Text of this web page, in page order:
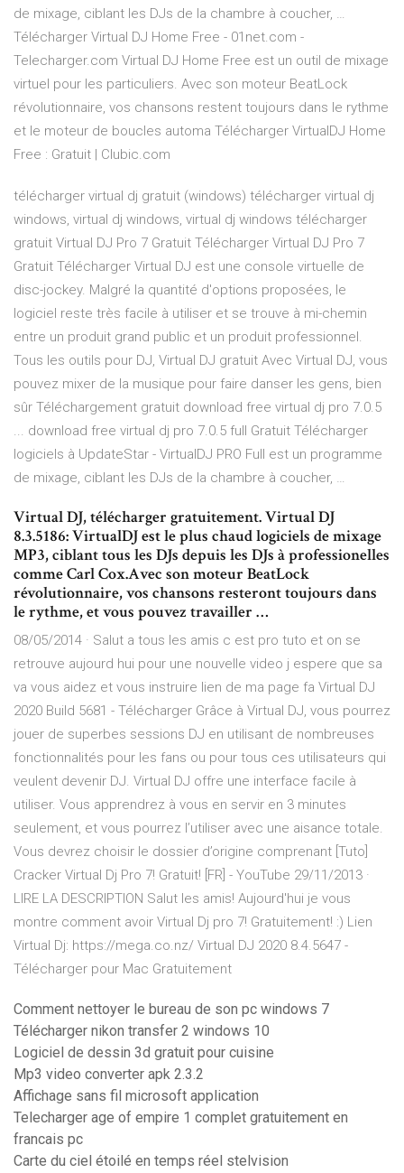
de mixage, ciblant les DJs de la chambre à coucher, …
Télécharger Virtual DJ Home Free - 01net.com -
Telecharger.com Virtual DJ Home Free est un outil de mixage
virtuel pour les particuliers. Avec son moteur BeatLock
révolutionnaire, vos chansons restent toujours dans le rythme
et le moteur de boucles automa Télécharger VirtualDJ Home
Free : Gratuit | Clubic.com
télécharger virtual dj gratuit (windows) télécharger virtual dj
windows, virtual dj windows, virtual dj windows télécharger
gratuit Virtual DJ Pro 7 Gratuit Télécharger Virtual DJ Pro 7
Gratuit Télécharger Virtual DJ est une console virtuelle de
disc-jockey. Malgré la quantité d'options proposées, le
logiciel reste très facile à utiliser et se trouve à mi-chemin
entre un produit grand public et un produit professionnel.
Tous les outils pour DJ, Virtual DJ gratuit Avec Virtual DJ, vous
pouvez mixer de la musique pour faire danser les gens, bien
sûr Téléchargement gratuit download free virtual dj pro 7.0.5
... download free virtual dj pro 7.0.5 full Gratuit Télécharger
logiciels à UpdateStar - VirtualDJ PRO Full est un programme
de mixage, ciblant les DJs de la chambre à coucher, …
Virtual DJ, télécharger gratuitement. Virtual DJ
8.3.5186: VirtualDJ est le plus chaud logiciels de mixage
MP3, ciblant tous les DJs depuis les DJs à professionelles
comme Carl Cox.Avec son moteur BeatLock
révolutionnaire, vos chansons resteront toujours dans
le rythme, et vous pouvez travailler …
08/05/2014 · Salut a tous les amis c est pro tuto et on se
retrouve aujourd hui pour une nouvelle video j espere que sa
va vous aidez et vous instruire lien de ma page fa Virtual DJ
2020 Build 5681 - Télécharger Grâce à Virtual DJ, vous pourrez
jouer de superbes sessions DJ en utilisant de nombreuses
fonctionnalités pour les fans ou pour tous ces utilisateurs qui
veulent devenir DJ. Virtual DJ offre une interface facile à
utiliser. Vous apprendrez à vous en servir en 3 minutes
seulement, et vous pourrez l’utiliser avec une aisance totale.
Vous devrez choisir le dossier d’origine comprenant [Tuto]
Cracker Virtual Dj Pro 7! Gratuit! [FR] - YouTube 29/11/2013 ·
LIRE LA DESCRIPTION Salut les amis! Aujourd'hui je vous
montre comment avoir Virtual Dj pro 7! Gratuitement! :) Lien
Virtual Dj: https://mega.co.nz/ Virtual DJ 2020 8.4.5647 -
Télécharger pour Mac Gratuitement
Comment nettoyer le bureau de son pc windows 7
Télécharger nikon transfer 2 windows 10
Logiciel de dessin 3d gratuit pour cuisine
Mp3 video converter apk 2.3.2
Affichage sans fil microsoft application
Telecharger age of empire 1 complet gratuitement en
francais pc
Carte du ciel étoilé en temps réel stelvision